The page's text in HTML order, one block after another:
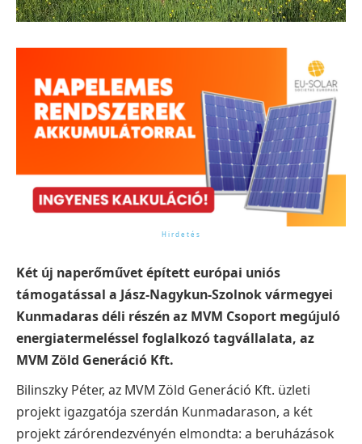
Két új naperőművet épített európai uniós
támogatással a Jász-Nagykun-Szolnok vármegyei
Kunmadaras déli részén az MVM Csoport megújuló
energiatermeléssel foglalkozó tagvállalata, az
MVM Zöld Generáció Kft.
Bilinszky Péter, az MVM Zöld Generáció Kft. üzleti
projekt igazgatója szerdán Kunmadarason, a két
projekt zárórendezvényén elmondta: a beruházások